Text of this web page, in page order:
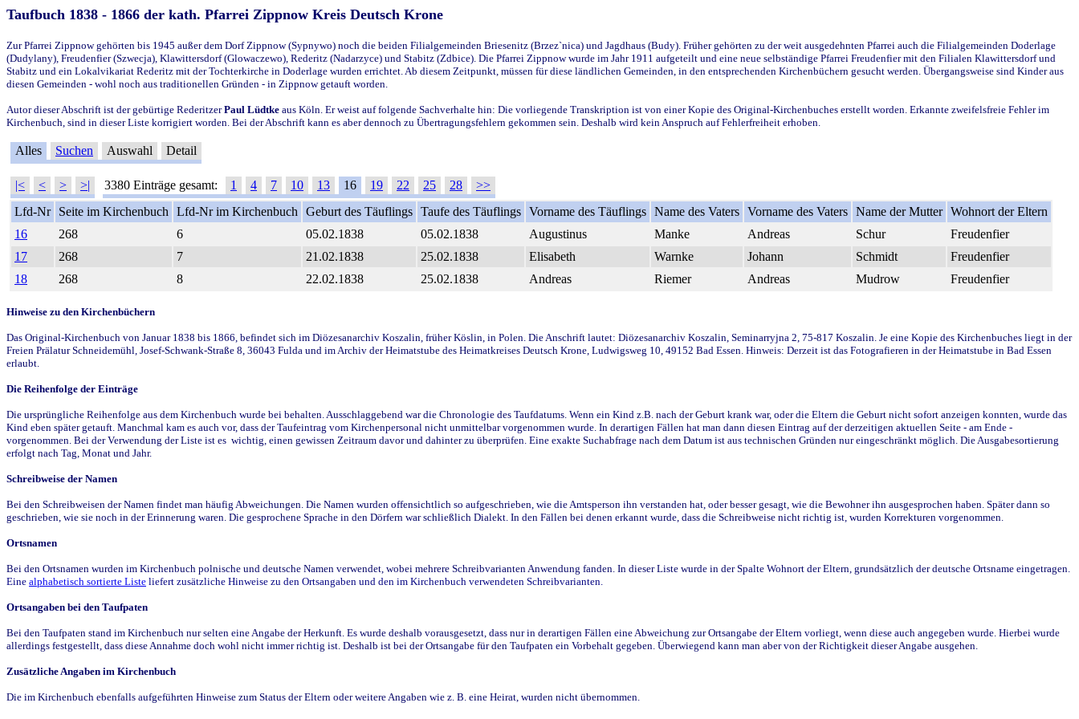
Taufbuch 1838 - 1866 der kath. Pfarrei Zippnow Kreis Deutsch Krone
Zur Pfarrei Zippnow gehörten bis 1945 außer dem Dorf Zippnow (Sypnywo) noch die beiden Filialgemeinden Briesenitz (Brzez`nica) und Jagdhaus (Budy). Früher gehörten zu der weit ausgedehnten Pfarrei auch die Filialgemeinden Doderlage
(Dudylany), Freudenfier (Szwecja), Klawittersdorf (Glowaczewo), Rederitz (Nadarzyce) und Stabitz (Zdbice). Die Pfarrei Zippnow wurde im Jahr 1911 aufgeteilt und eine neue selbständige Pfarrei Freudenfier mit den Filialen Klawittersdorf und
Stabitz und ein Lokalvikariat Rederitz mit der Tochterkirche in Doderlage wurden errichtet. Ab diesem Zeitpunkt, müssen für diese ländlichen Gemeinden, in den entsprechenden Kirchenbüchern gesucht werden. Übergangsweise sind Kinder aus
diesen Gemeinden - wohl noch aus traditionellen Gründen - in Zippnow getauft worden.
Autor dieser Abschrift ist der gebürtige RederitzerPaul Lüdtke aus Köln. Er weist auf folgende Sachverhalte hin: Die vorliegende Transkription ist von einer Kopie des Original-Kirchenbuches erstellt worden. Erkannte zweifelsfreie Fehler im
Kirchenbuch, sind in dieser Liste korrigiert worden. Bei der Abschrift kann es aber dennoch zu Übertragungsfehlern gekommen sein. Deshalb wird kein Anspruch auf Fehlerfreiheit erhoben.
Alles Suchen Auswahl Detail
|< < > >| 3380 Einträge gesamt: 1 4 7 10 13 16 19 22 25 28
>>
Lfd-Nr
Seite im Kirchenbuch Lfd-Nr im Kirchenbuch Geburt des Täuflings Taufe des Täuflings Vorname des Täuflings Name des Vaters Vorname des Vaters Name der Mutter Wohnort der Eltern
16
268 6 05.02.1838 05.02.1838 Augustinus Manke Andreas Schur
Freudenfier
17
268 7 21.02.1838 25.02.1838 Elisabeth Warnke Johann Schmidt
Freudenfier
18
268 8 22.02.1838 25.02.1838 Andreas Riemer Andreas Mudrow Freudenfier
Hinweise zu den Kirchenbüchern
Das Original-Kirchenbuch von Januar 1838 bis 1866, befindet sich im Diözesanarchiv Koszalin, früher Köslin, in Polen. Die Anschrift lautet: Diözesanarchiv Koszalin, Seminarryjna 2, 75-817 Koszalin. Je eine Kopie des Kirchenbuches liegt in der
Freien Prälatur Schneidemühl, Josef-Schwank-Straße 8, 36043 Fulda und im Archiv der Heimatstube des Heimatkreises Deutsch Krone, Ludwigsweg 10, 49152 Bad Essen. Hinweis: Derzeit ist das Fotografieren in der Heimatstube in Bad Essen
erlaubt.
Die Reihenfolge der Einträge
Die ursprüngliche Reihenfolge aus dem Kirchenbuch wurde bei behalten. Ausschlaggebend war die Chronologie des Taufdatums. Wenn ein Kind z.B. nach der Geburt krank war, oder die Eltern die Geburt nicht sofort anzeigen konnten, wurde das
Kind eben später getauft. Manchmal kam es auch vor, dass der Taufeintrag vom Kirchenpersonal nicht unmittelbar vorgenommen wurde. In derartigen Fällen hat man dann diesen Eintrag auf der derzeitigen aktuellen Seite - am Ende -
vorgenommen. Bei der Verwendung der Liste ist es wichtig, einen gewissen Zeitraum davor und dahinter zu überprüfen. Eine exakte Suchabfrage nach dem Datum ist aus technischen Gründen nur eingeschränkt möglich. Die Ausgabesortierung
erfolgt nach Tag, Monat und Jahr.
Schreibweise der Namen
Bei den Schreibweisen der Namen findet man häufig Abweichungen. Die Namen wurden offensichtlich so aufgeschrieben, wie die Amtsperson ihn verstanden hat, oder besser gesagt, wie die Bewohner ihn ausgesprochen haben. Später dann so
geschrieben, wie sie noch in der Erinnerung waren. Die gesprochene Sprache in den Dörfern war schließlich Dialekt. In den Fällen bei denen erkannt wurde, dass die Schreibweise nicht richtig ist, wurden Korrekturen vorgenommen.
Ortsnamen
Bei den Ortsnamen wurden im Kirchenbuch polnische und deutsche Namen verwendet, wobei mehrere Schreibvarianten Anwendung fanden. In dieser Liste wurde in der Spalte Wohnort der Eltern, grundsätzlich der deutsche Ortsname eingetragen.
Eine alphabetisch sortierte Liste liefert zusätzliche Hinweise zu den Ortsangaben und den im Kirchenbuch verwendeten Schreibvarianten.
Ortsangaben bei den Taufpaten
Bei den Taufpaten stand im Kirchenbuch nur selten eine Angabe der Herkunft. Es wurde deshalb vorausgesetzt, dass nur in derartigen Fällen eine Abweichung zur Ortsangabe der Eltern vorliegt, wenn diese auch angegeben wurde. Hierbei wurde
allerdings festgestellt, dass diese Annahme doch wohl nicht immer richtig ist. Deshalb ist bei der Ortsangabe für den Taufpaten ein Vorbehalt gegeben. Überwiegend kann man aber von der Richtigkeit dieser Angabe ausgehen.
Zusätzliche Angaben im Kirchenbuch
Die im Kirchenbuch ebenfalls aufgeführten Hinweise zum Status der Eltern oder weitere Angaben wie z. B. eine Heirat, wurden nicht übernommen.